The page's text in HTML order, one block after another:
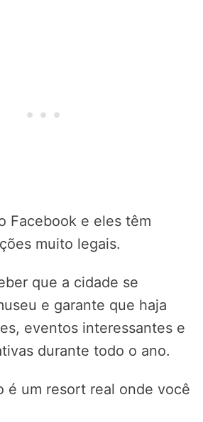
Facebook e eles têm
muito legais.
que a cidade se
e garante que haja
eventos interessantes e
durante todo o ano.
é um resort real onde você